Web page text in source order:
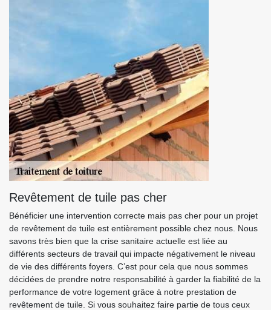
Revêtement de tuile pas cher
Bénéficier une intervention correcte mais pas cher pour un projet
de revêtement de tuile est entièrement possible chez nous. Nous
savons très bien que la crise sanitaire actuelle est liée au
différents secteurs de travail qui impacte négativement le niveau
de vie des différents foyers. C’est pour cela que nous sommes
décidées de prendre notre responsabilité à garder la fiabilité de la
performance de votre logement grâce à notre prestation de
revêtement de tuile. Si vous souhaitez faire partie de tous ceux